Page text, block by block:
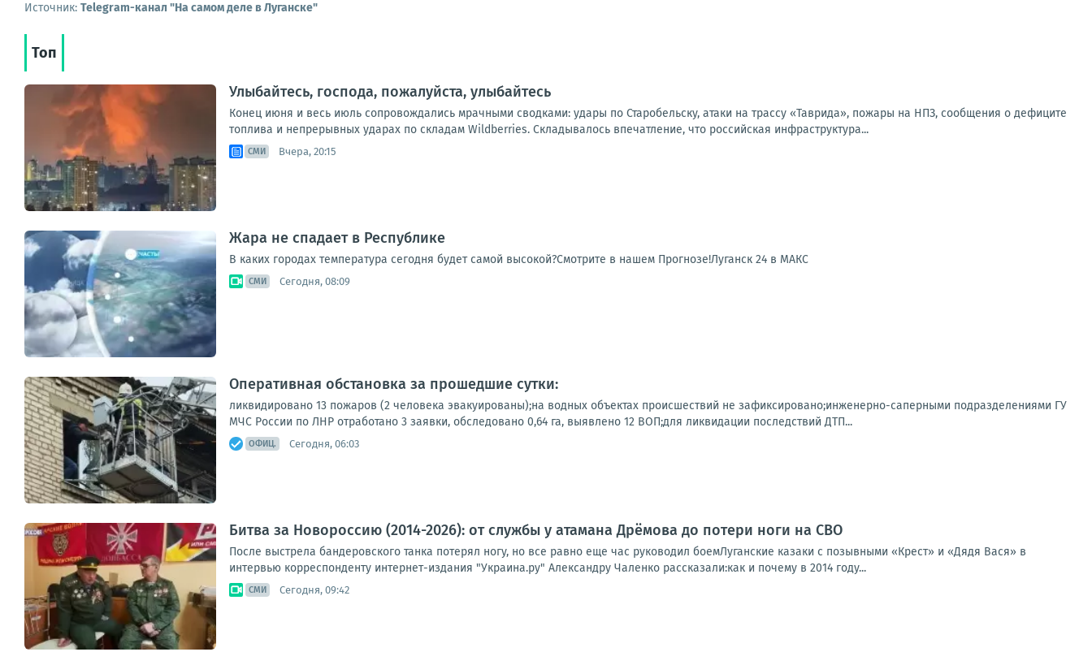
Источник: Telegram-канал "На самом деле в Луганске"
Топ
Улыбайтесь, господа, пожалуйста, улыбайтесь
Конец июня и весь июль сопровождались мрачными сводками: удары по Старобельску, атаки на трассу «Таврида», пожары на НПЗ, сообщения о дефиците
топлива и непрерывных ударах по складам Wildberries. Складывалось впечатление, что российская инфраструктура...
СМИ Вчера, 20:15
Жара не спадает в Республике
В каких городах температура сегодня будет самой высокой?Смотрите в нашем Прогнозе!Луганск 24 в МАКС
СМИ Сегодня, 08:09
Оперативная обстановка за прошедшие сутки:
ликвидировано 13 пожаров (2 человека эвакуированы);на водных объектах происшествий не зафиксировано;инженерно-саперными подразделениями ГУ
МЧС России по ЛНР отработано 3 заявки, обследовано 0,64 га, выявлено 12 ВОП;для ликвидации последствий ДТП...
ОФИЦ. Сегодня, 06:03
Битва за Новороссию (2014-2026): от службы у атамана Дрёмова до потери ноги на СВО
После выстрела бандеровского танка потерял ногу, но все равно еще час руководил боемЛуганские казаки с позывными «Крест» и «Дядя Вася» в
интервью корреспонденту интернет-издания "Украина.ру" Александру Чаленко рассказали:как и почему в 2014 году...
СМИ Сегодня, 09:42